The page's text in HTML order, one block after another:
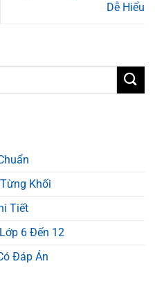
Dễ Hiểu
Khối
Tiết
6 Đến 12
Đáp Án